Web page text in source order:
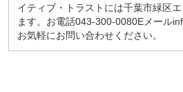
イティブ・トラストには千葉市緑区
ます。お電話043-300-0080Eメール
お気軽にお問い合わせください。